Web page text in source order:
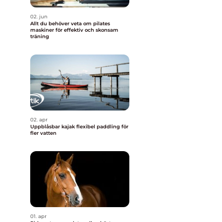
02. jun
Allt du behöver veta om pilates
maskiner för effektiv och skonsam
träning
02. apr
Uppblåsbar kajak flexibel paddling för
fler vatten
01. apr